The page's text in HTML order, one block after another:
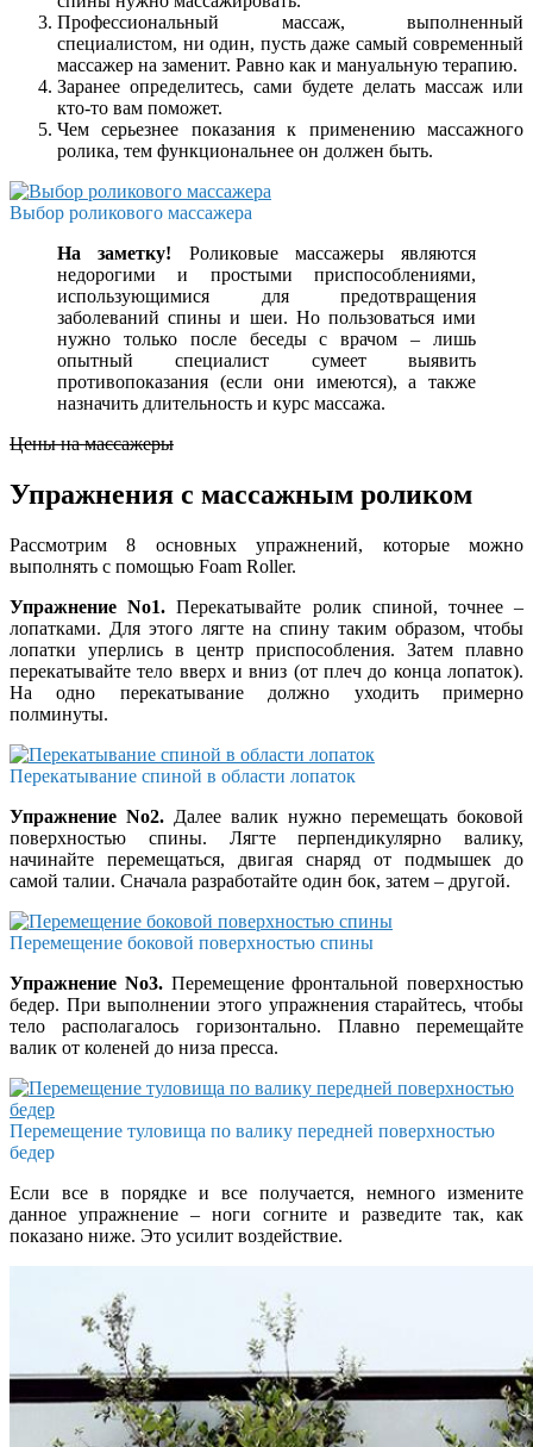
Профессиональный массаж, выполненный
специалистом, ни один, пусть даже самый современный
массажер на заменит. Равно как и мануальную терапию.
Заранее определитесь, сами будете делать массаж или
кто-то вам поможет.
Чем серьезнее показания к применению массажного
ролика, тем функциональнее он должен быть.
Выбор роликового массажера
На заметку! Роликовые массажеры являются
недорогими и простыми приспособлениями,
использующимися для предотвращения
заболеваний спины и шеи. Но пользоваться ими
нужно только после беседы с врачом – лишь
опытный специалист сумеет выявить
противопоказания (если они имеются), а также
назначить длительность и курс массажа.
Цены на массажеры
Упражнения с массажным роликом
Рассмотрим 8 основных упражнений, которые можно
выполнять с помощью Foam Roller.
Упражнение No1. Перекатывайте ролик спиной, точнее –
лопатками. Для этого лягте на спину таким образом, чтобы
лопатки уперлись в центр приспособления. Затем плавно
перекатывайте тело вверх и вниз (от плеч до конца лопаток).
На одно перекатывание должно уходить примерно
полминуты.
Перекатывание спиной в области лопаток
Упражнение No2. Далее валик нужно перемещать боковой
поверхностью спины. Лягте перпендикулярно валику,
начинайте перемещаться, двигая снаряд от подмышек до
самой талии. Сначала разработайте один бок, затем – другой.
Перемещение боковой поверхностью спины
Упражнение No3.Перемещение фронтальной поверхностью
бедер. При выполнении этого упражнения старайтесь, чтобы
тело располагалось горизонтально. Плавно перемещайте
валик от коленей до низа пресса.
Перемещение туловища по валику передней поверхностью
бедер
Если все в порядке и все получается, немного измените
данное упражнение – ноги согните и разведите так, как
показано ниже. Это усилит воздействие.